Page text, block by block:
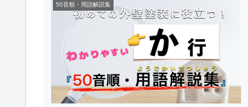
50音順・用語解説集